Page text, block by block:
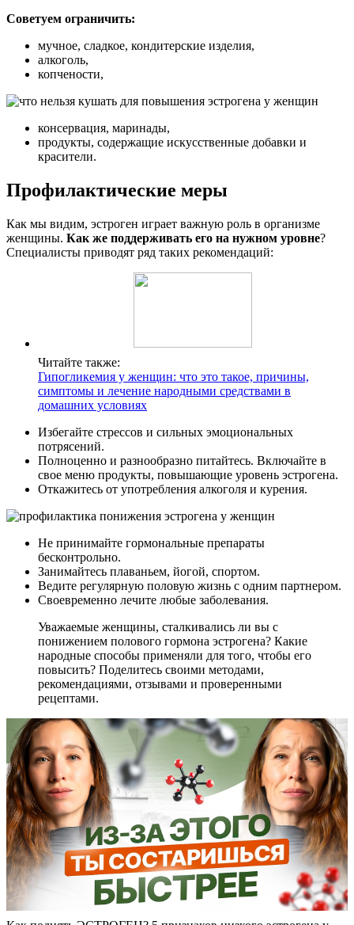
Советуем ограничить:
мучное, сладкое, кондитерские изделия,
алкоголь,
копчености,
консервация, маринады,
продукты, содержащие искусственные добавки и
красители.
Профилактические меры
Как мы видим, эстроген играет важную роль в организме
женщины. Как же поддерживать его на нужном уровне?
Специалисты приводят ряд таких рекомендаций:
Читайте также:
Гипогликемия у женщин: что это такое, причины,
симптомы и лечение народными средствами в
домашних условиях
Избегайте стрессов и сильных эмоциональных
потрясений.
Полноценно и разнообразно питайтесь. Включайте в
свое меню продукты, повышающие уровень эстрогена.
Откажитесь от употребления алкоголя и курения.
Не принимайте гормональные препараты
бесконтрольно.
Занимайтесь плаваньем, йогой, спортом.
Ведите регулярную половую жизнь с одним партнером.
Своевременно лечите любые заболевания.
Уважаемые женщины, сталкивались ли вы с
понижением полового гормона эстрогена? Какие
народные способы применяли для того, чтобы его
повысить? Поделитесь своими методами,
рекомендациями, отзывами и проверенными
рецептами.